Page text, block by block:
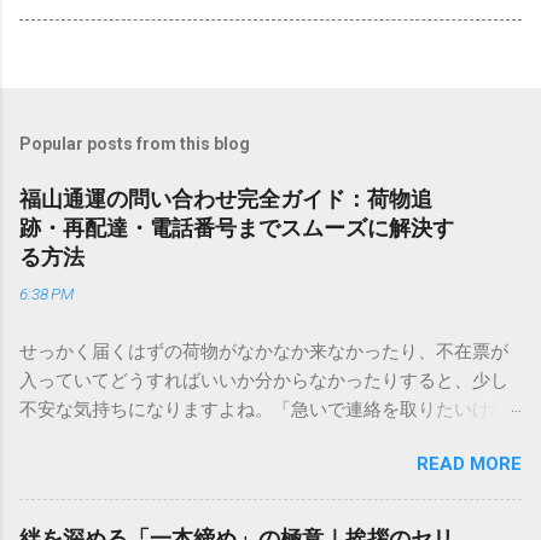
Popular posts from this blog
福山通運の問い合わせ完全ガイド：荷物追
跡・再配達・電話番号までスムーズに解決す
る方法
6:38 PM
せっかく届くはずの荷物がなかなか来なかったり、不在票が
入っていてどうすればいいか分からなかったりすると、少し
不安な気持ちになりますよね。「急いで連絡を取りたいけれ
きできる？」といった疑問を抱える方も多いはずです。 福山
通運は企業間物流のイメージが強いかもしれませんが、個人
向けの宅配サービスも非常に充実しています。大切なのは、
READ MORE